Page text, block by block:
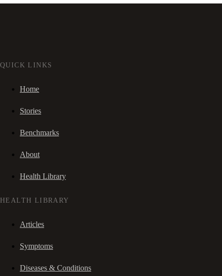
QUICK LINKS
Home
Stories
Benchmarks
About
Health Library
HEALTH LIBRARY
Articles
Symptoms
Diseases & Conditions